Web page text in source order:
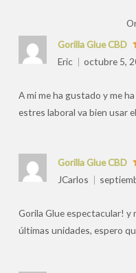
Gorilla Glue CBD
Eric
octubre 5,
A mi me ha gustado y me
estres laboral va bien usar
Gorilla Glue CBD
JCarlos
Gorila Glue espectacular! y
últimas unidades, espero